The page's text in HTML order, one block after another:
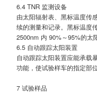
6.4 TNR 监测设备
由太阳辐射表、黑标温度传
续的测量和记录。黑标温度
2500nm 内 90%～95%的太
6.5 自动跟踪太阳装置
自动跟踪太阳装置应能承载
功能，使试验样车的指定部
7 试验样品